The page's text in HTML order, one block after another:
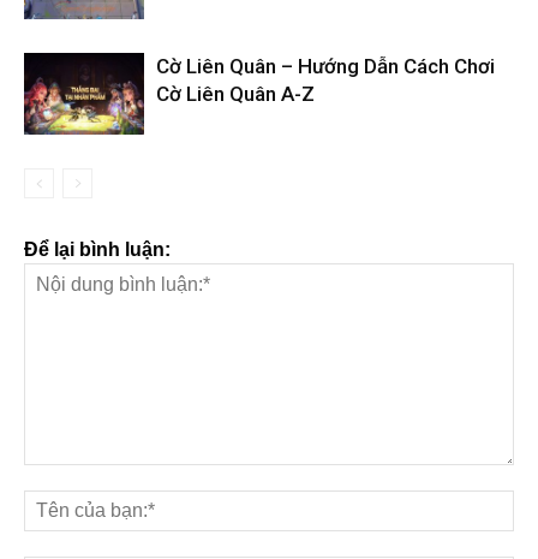
Cờ Liên Quân – Hướng Dẫn Cách Chơi
Cờ Liên Quân A-Z
Để lại bình luận: